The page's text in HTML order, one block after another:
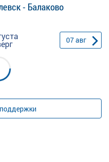
- Балаково
07авг